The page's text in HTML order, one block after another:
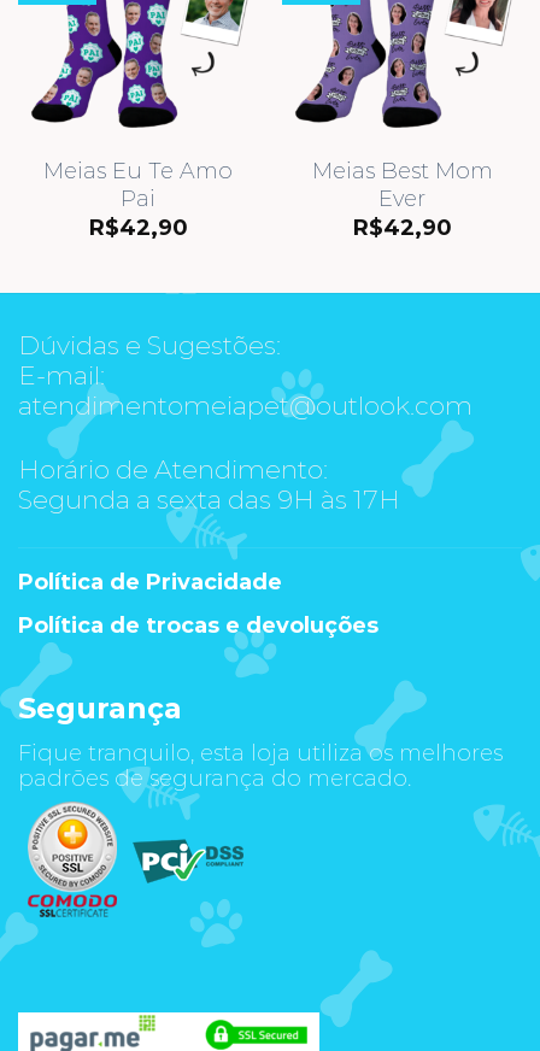
Meias Eu Te Amo
Pai
R$42,90
Meias Best Mom
Ever
R$42,90
Dúvidas e Sugestões:
E-mail:
atendimentomeiapet@outlook.com
Horário de Atendimento:
Segunda a sexta das 9H às 17H
Política de Privacidade
Política de trocas e devoluções
Segurança
Fique tranquilo, esta loja utiliza os melhores
padrões de segurança do mercado.